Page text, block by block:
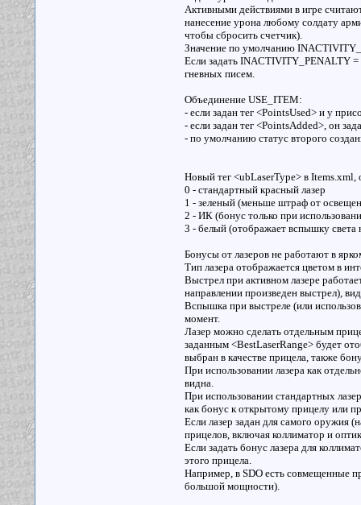
Активными действиями в игре
нанесение урона любому солдату
чтобы сбросить счетчик).
Значение по умолчанию
Если задать INACTIVITY_PENALTY =
гневных писем.
Объединение USE_ITEM:
- если задан тег <PointsUsed> и у
- если задан тег <PointsAdded>, он
- по умолчанию статус второго
Новый тег <ubLaserType> в Items.xml,
0 - стандартный красный лазер
1 - зеленый (меньше штраф от
2 - ИК (бонус только при
3 - белый (отображает вспышку света
Бонусы от лазеров не работают в
Тип лазера отображается цветом в
Выстрел при активном лазере
направлении произведен выстрел),
Вспышка при выстреле (или
момент.
Лазер можно сделать отдельным
заданным <BestLaserRange> будет
выбран в качестве прицела, также
При использовании лазера как
видна.
При использовании стандартных
как бонус к открытому прицелу или
Если лазер задан для самого оружия
прицелов, включая коллиматор и
Если задать бонус лазера для
этого прицела.
Например, в SDO есть совмещенные
большой мощности).